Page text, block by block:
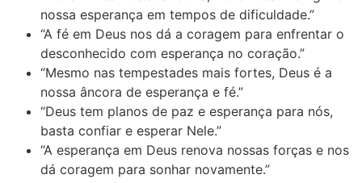
nossa esperança em tempos de dificuldade.”
“A fé em Deus nos dá a coragem para enfrentar o
desconhecido com esperança no coração.”
“Mesmo nas tempestades mais fortes, Deus é a
nossa âncora de esperança e fé.”
“Deus tem planos de paz e esperança para nós,
basta confiar e esperar Nele.”
“A esperança em Deus renova nossas forças e nos
dá coragem para sonhar novamente.”